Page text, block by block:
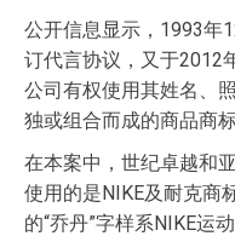
公开信息显示，1993年
订代言协议，又于2012
公司有权使用其姓名、
独或组合而成的商品商标
在本案中，世纪卓越和
使用的是NIKE及耐克商
的“乔丹”字样系NIKE运